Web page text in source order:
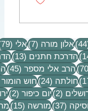
44 פוסטים
אלון מורה (7) 7 פוסטיםאלי (79)
142 פוסטים
הדרכת חתנים (13) 13 פוסטים
70 פוסטים
הרב אלי מספר (45)
45
17 פוסטים
חולתה (24) 24 פוסטים
חוש הומור
(2) 2 פוסטיםיום כיפור (2) 2 פוסטים
(37) 37 פוסטים
מורשה (15) 15 פוסטים